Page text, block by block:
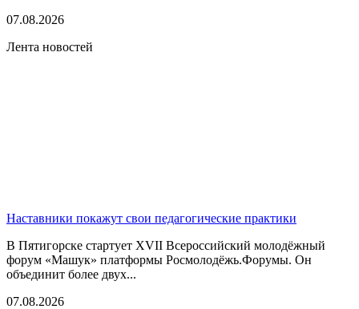
07.08.2026
Лента новостей
Наставники покажут свои педагогические практики
В Пятигорске стартует XVII Всероссийский молодёжный
форум «Машук» платформы Росмолодёжь.Форумы. Он
объединит более двух...
07.08.2026